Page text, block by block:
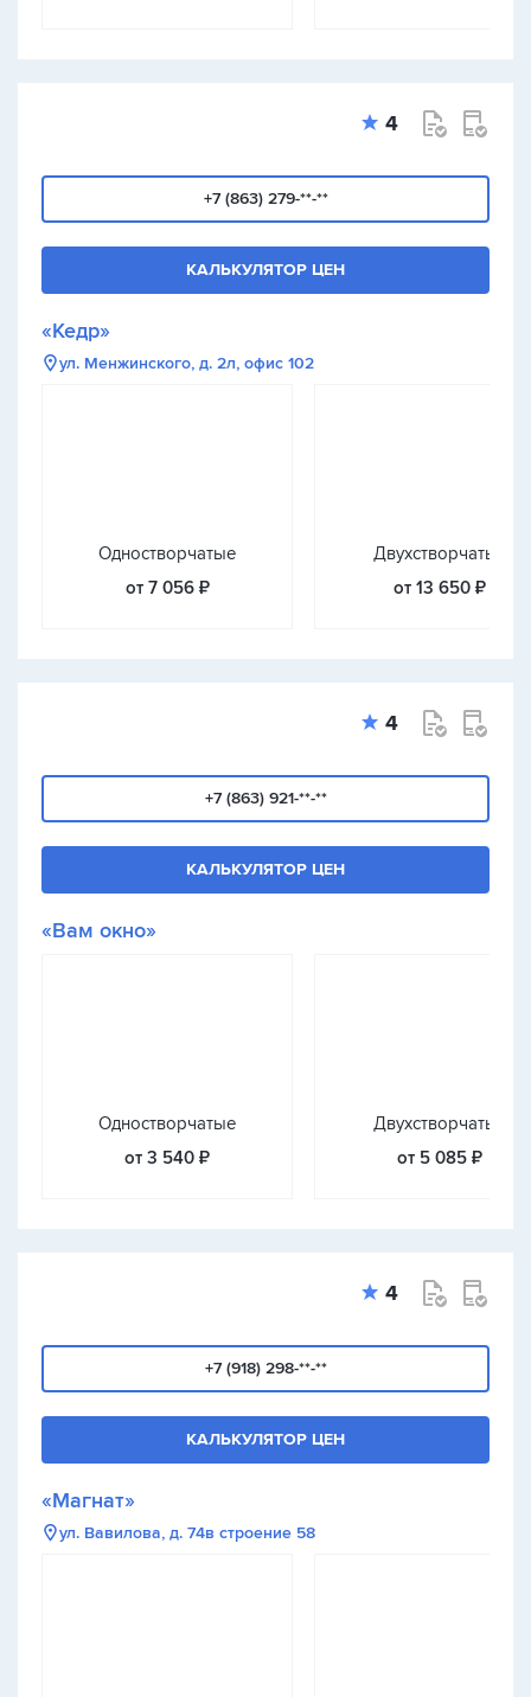
4
+7 (863) 279-**-**
КАЛЬКУЛЯТОР ЦЕН
«Кедр»
ул. Менжинского, д. 2л, офис 102
Одностворчатые
от 7 056 ₽
Двухстворчатые
от 13 650 ₽
4
+7 (863) 921-**-**
КАЛЬКУЛЯТОР ЦЕН
«Вам окно»
Одностворчатые
от 3 540 ₽
Двухстворчатые
от 5 085 ₽
4
+7 (918) 298-**-**
КАЛЬКУЛЯТОР ЦЕН
«Магнат»
ул. Вавилова, д. 74в строение 58